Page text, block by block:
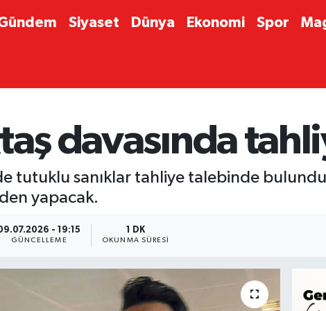
Siyaset Dünya Ekonomi Spor
davasında
tutuklu sanıklar tahliye talebinde
yapacak.
- 19:15
GÜNCELLEME
1 DK
OKUNMA SÜRESI